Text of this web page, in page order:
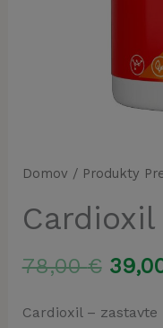
Domov / Produkty
Cardioxil
78,00€
cena
Cardioxil –